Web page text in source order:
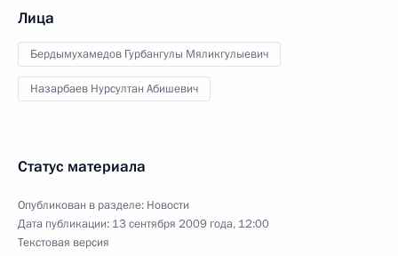
Лица
Бердымухамедов Гурбангулы Мяликгулыевич
Назарбаев Нурсултан Абишевич
Статус материала
Опубликован в разделе: Новости
Дата публикации: 13 сентября 2009 года, 12:00
Текстовая версия